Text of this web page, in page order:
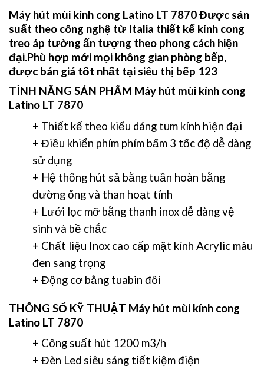
Máy hút mùi kính cong Latino LT 7870Được sản
suất theo công nghệ từ Italia thiết kế kính cong
treo áp tường ấn tượng theo phong cách hiện
đại.Phù hợp mới mọi không gian phòng bếp,
được bán giá tốt nhất tạisiêu thị bếp 123
TÍNH NĂNG SẢN PHẨM Máy hút mùi kính cong
Latino LT 7870
+ Thiết kế theo kiểu dáng tum kính hiện đại
+ Điều khiển phím phím bấm 3 tốc độ dễ dàng
sử dụng
+ Hệ thống hút sả bằng tuần hoàn bằng
đường ống và than hoạt tính
+ Lưới lọc mỡ bằng thanh inox dễ dàng vệ
sinh và bề chắc
+ Chất liệu Inox cao cấp mặt kính Acrylic màu
đen sang trọng
+ Động cơ bằng tuabin đôi
THÔNG SỐ KỸ THUẬT Máy hút mùi kính cong
Latino LT 7870
+ Công suất hút 1200 m3/h
+ Đèn Led siêu sáng tiết kiệm điện